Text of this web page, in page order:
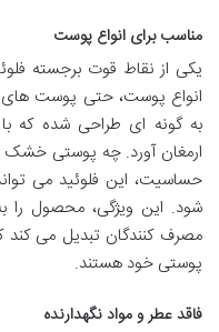
مناسب برای انواع پوست
یکی از نقاط قوت برجسته
انواع پوست، حتی پوست
به گونه ای طراحی شده که
ارمغان آورد. چه پوستی خشک
حساسیت، این فلوئید می
شود. این ویژگی، محصول را
مصرف کنندگان تبدیل می کند
پوستی خود هستند.
فاقد عطر و مواد نگهدارنده